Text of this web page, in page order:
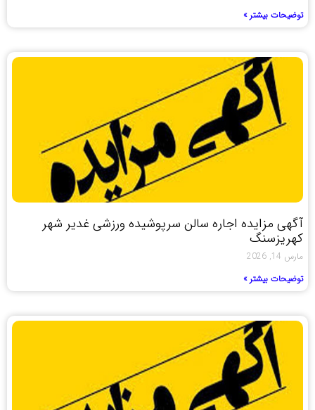
توضیحات بیشتر »
آگهی مزایده اجاره سالن سرپوشیده ورزشی غدیر شهر
کهریزسنگ
مارس 14, 2026
توضیحات بیشتر »